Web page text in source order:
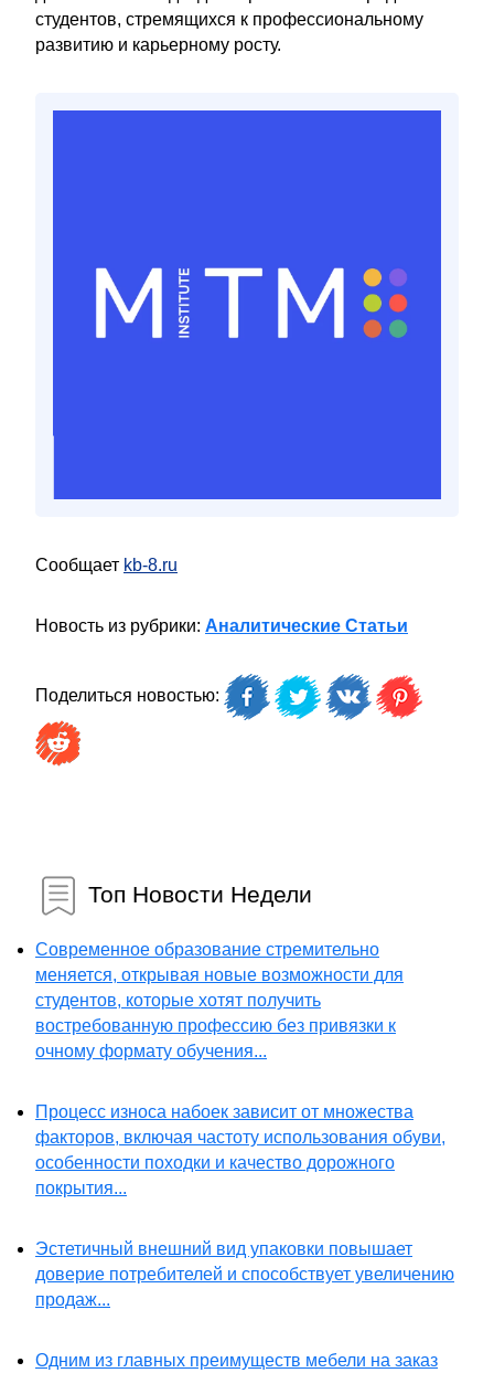
студентов, стремящихся к профессиональному
развитию и карьерному росту.
Сообщает kb-8.ru
Новость из рубрики: Аналитические Статьи
Поделиться новостью:
Топ Новости Недели
Современное образование стремительно
меняется, открывая новые возможности для
студентов, которые хотят получить
востребованную профессию без привязки к
очному формату обучения...
Процесс износа набоек зависит от множества
факторов, включая частоту использования обуви,
особенности походки и качество дорожного
покрытия...
Эстетичный внешний вид упаковки повышает
доверие потребителей и способствует увеличению
продаж...
Одним из главных преимуществ мебели на заказ